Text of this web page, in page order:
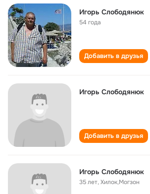
Игорь Слободянюк
54 года
Добавить в друзья
Игорь Слободянюк
Добавить в друзья
Игорь Слободянюк
35 лет,Хилок,Могзон